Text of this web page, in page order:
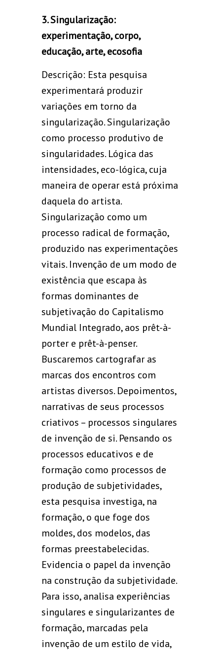
3. Singularização:
experimentação, corpo,
educação, arte, ecosofia
Descrição: Esta pesquisa
experimentará produzir
variações em torno da
singularização. Singularização
como processo produtivo de
singularidades. Lógica das
intensidades, eco-lógica, cuja
maneira de operar está próxima
daquela do artista.
Singularização como um
processo radical de formação,
produzido nas experimentações
vitais. Invenção de um modo de
existência que escapa às
formas dominantes de
subjetivação do Capitalismo
Mundial Integrado, aos prêt-à-
porter e prêt-à-penser.
Buscaremos cartografar as
marcas dos encontros com
artistas diversos. Depoimentos,
narrativas de seus processos
criativos – processos singulares
de invenção de si. Pensando os
processos educativos e de
formação como processos de
produção de subjetividades,
esta pesquisa investiga, na
formação, o que foge dos
moldes, dos modelos, das
formas preestabelecidas.
Evidencia o papel da invenção
na construção da subjetividade.
Para isso, analisa experiências
singulares e singularizantes de
formação, marcadas pela
invenção de um estilo de vida,